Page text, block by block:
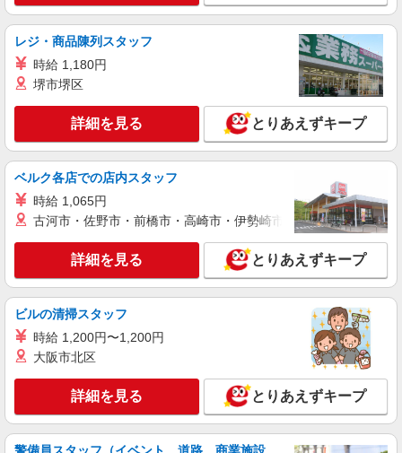
アルバイト
鶴橋 風月
アルバイト：時給1,180円〜1,250円
大阪府大阪市中央区南船場 クリスタ長堀
キープ 詳細を見る
アルバイト
ビストロカラト なんばダイニングメゾン
サービススタッフ
アルバイト：時給1,200円
大阪府大阪市中央区難波5-1-18（高島屋大阪店
内） なんばダイニングメゾン
キープ 詳細を見る
美々卯 なんばダイニングメゾン
［1］接客 （a）昼 （b）夜 ［2］調理補助
アルバイト・パート：時給1,300円
レジ・商品陳列スタッフ
時給 1,180円
堺市堺区
詳細を見る とりあえずキープ
ベルク各店での店内スタッフ
時給 1,065円
古河市・佐野市・前橋市・高崎市・伊勢崎市・太田市・館林市
詳細を見る とりあえずキープ
ビルの清掃スタッフ
時給 1,200円〜1,200円
大阪市北区
詳細を見る とりあえずキープ